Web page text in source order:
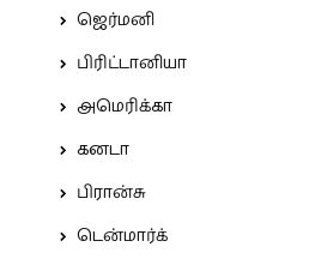
ஜெர்மனி
பிரிட்டானியா
அமெரிக்கா
கனடா
பிரான்சு
டென்மார்க்